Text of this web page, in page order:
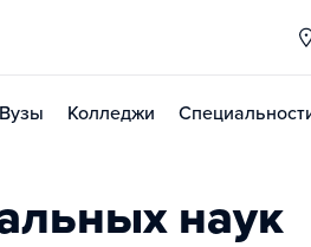
Вузы Колледжи
наук